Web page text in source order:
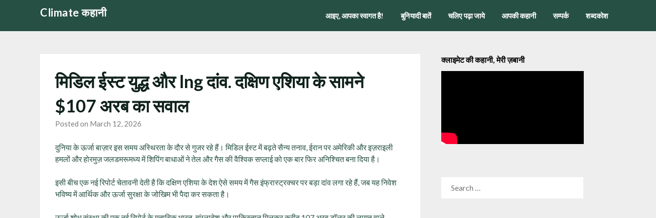
content
Climate कहानी आइए, आपका स्वागत है! बुनियादी बातें चलिए पढ़ा जाये आपकी कहानी सम्पर्क शब्दकोश
मिडिल ईस्ट युद्ध और lng दांव. दक्षिण एशिया के सामने
$107 अरब का सवाल
Posted on March 12, 2026
दुनिया के ऊर्जा बाज़ार इस समय अस्थिरता के दौर से गुजर रहे हैं। मिडिल ईस्ट में बढ़ते सैन्य तनाव, ईरान पर अमेरिकी और इज़राइली
हमलों और होरमुज़ जलडमरूमध्य में शिपिंग बाधाओं ने तेल और गैस की वैश्विक सप्लाई को एक बार फिर अनिश्चित बना दिया है।
इसी बीच एक नई रिपोर्ट चेतावनी देती है कि दक्षिण एशिया के देश ऐसे समय में गैस इंफ्रास्ट्रक्चर पर बड़ा दांव लगा रहे हैं, जब यह निवेश
भविष्य में आर्थिक और ऊर्जा सुरक्षा के जोखिम भी पैदा कर सकता है।
क्लाइमेट की कहानी, मेरी ज़बानी